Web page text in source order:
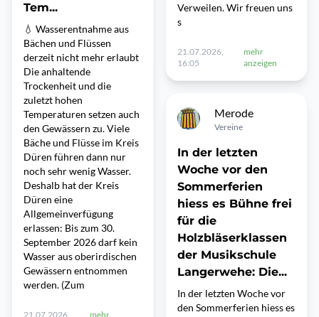
Tem...
💧 Wasserentnahme aus
Bächen und Flüssen
derzeit nicht mehr erlaubt
Die anhaltende
Trockenheit und die
zuletzt hohen
Temperaturen setzen auch
den Gewässern zu. Viele
Bäche und Flüsse im Kreis
Düren führen dann nur
noch sehr wenig Wasser.
Deshalb hat der Kreis
Düren eine
Allgemeinverfügung
erlassen: Bis zum 30.
September 2026 darf kein
Wasser aus oberirdischen
Gewässern entnommen
werden. (Zum
21.07.2026, mehr
Verweilen. Wir freuen uns
s
21.07.2026,
16:05
mehr
anzeigen
Merode
Vereine
In der letzten
Woche vor den
Sommerferien
hiess es Bühne frei
für die
Holzbläserklassen
der Musikschule
Langerwehe: Die...
In der letzten Woche vor
den Sommerferien hiess es